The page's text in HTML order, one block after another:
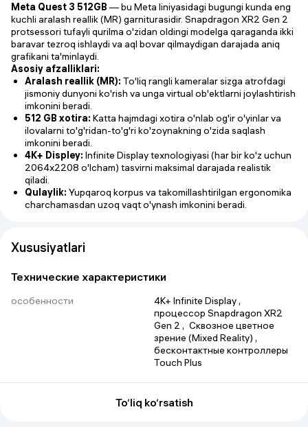
Meta Quest 3 512GB — bu Meta liniyasidagi bugungi kunda eng
kuchli aralash reallik (MR) garniturasidir. Snapdragon XR2 Gen 2
protsessori tufayli qurilma o'zidan oldingi modelga qaraganda ikki
baravar tezroq ishlaydi va aql bovar qilmaydigan darajada aniq
grafikani ta'minlaydi.
Asosiy afzalliklari:
Aralash reallik (MR): To'liq rangli kameralar sizga atrofdagi
jismoniy dunyoni ko'rish va unga virtual ob'ektlarni joylashtirish
imkonini beradi.
512 GB xotira: Katta hajmdagi xotira o'nlab og'ir o'yinlar va
ilovalarni to'g'ridan-to'g'ri ko'zoynakning o'zida saqlash
imkonini beradi.
4K+ Displey: Infinite Display texnologiyasi (har bir ko'z uchun
2064x2208 o'lcham) tasvirni maksimal darajada realistik
qiladi.
Qulaylik: Yupqaroq korpus va takomillashtirilgan ergonomika
charchamasdan uzoq vaqt o'ynash imkonini beradi.
Xususiyatlari
Технические характеристики
особенности 4K+ Infinite Display ,
процессор Snapdragon XR2
Gen 2 , Сквозное цветное
зрение (Mixed Reality) ,
бесконтактные контроллеры
Touch Plus
Угол обзора
110° по горизонтали, 96° по
вертикали
To‘liq ko‘rsatish